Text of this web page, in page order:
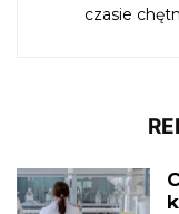
czasie